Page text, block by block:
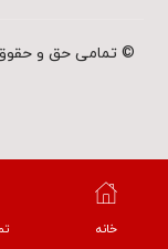
© تمامی حق و
خانه